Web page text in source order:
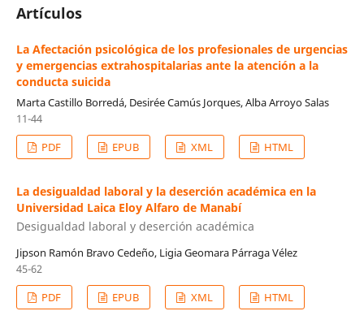
Artículos
La Afectación psicológica de los profesionales de urgencias
y emergencias extrahospitalarias ante la atención a la
conducta suicida
Marta Castillo Borredá, Desirée Camús Jorques, Alba Arroyo Salas
11-44
PDF
EPUB XML HTML
La desigualdad laboral y la deserción académica en la
Universidad Laica Eloy Alfaro de Manabí
Desigualdad laboral y deserción académica
Jipson Ramón Bravo Cedeño, Ligia Geomara Párraga Vélez
45-62
PDF
EPUB XML HTML